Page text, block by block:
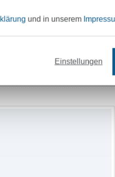
Bänder
und in unserem
Einstellungen